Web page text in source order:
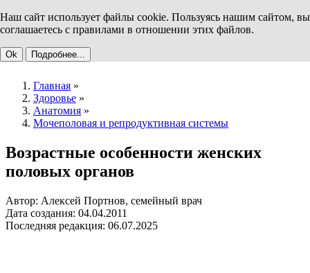
Наш сайт использует файлы cookie. Пользуясь нашим сайтом, вы
соглашаетесь с правилами в отношении этих файлов.
Ok Подробнее...
Главная »
Здоровье »
Анатомия »
Мочеполовая и репродуктивная системы
Возрастные особенности женских
половых органов
Автор: Алексей Портнов, семейный врач
Дата создания: 04.04.2011
Последняя редакция: 06.07.2025